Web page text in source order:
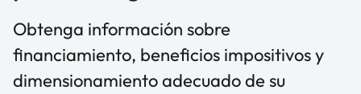
Obtenga información sobre
financiamiento, beneficios impositivos y
dimensionamiento adecuado de su